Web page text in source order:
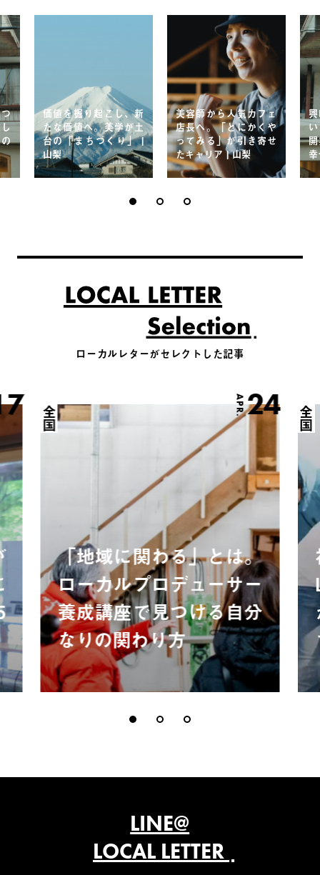
価値を掘り起こし、新
たな価値へ。美学が土
台の「まちづくり」 |
山梨
美容師から人気カフェ
店長へ。「とにかくや
ってみる」が引き寄せ
たキャリア | 山梨
ローカルレターがセレクトした記事
APR.24
全国
「地域に関わる」とは。
ローカルプロデューサー
養成講座で見つける自分
なりの関わり方
全国
LINE@
LOCAL LETTER